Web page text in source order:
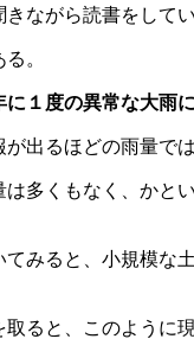
ながら読書をして
。
に１度の異常な大雨
出るほどの雨量で
多くもなく、かと
みると、小規模
ると、このように現